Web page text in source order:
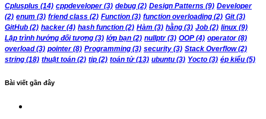
Cplusplus (14) cppdeveloper(3) debug (2) Design Patterns (9) Developer
(2) enum (3) friend class (2) Function (3) function overloading (2) Git(3)
GitHub (2) hacker(4) hash function (2) Hàm (3) hằng (3) Job (2) linux (9)
Lập trình hướng đối tượng (3) lớp bạn (2) nullptr(3) OOP (4) operator(8)
overload(3) pointer(8) Programming (3) security (3) Stack Overflow(2)
string (18) thuật toán (2) tip (2) toán tử(13) ubuntu (3) Yocto (3) ép kiểu (5)
Bài viết gần đây